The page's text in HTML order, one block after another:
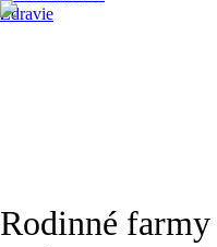
Zdravie
Rodinné